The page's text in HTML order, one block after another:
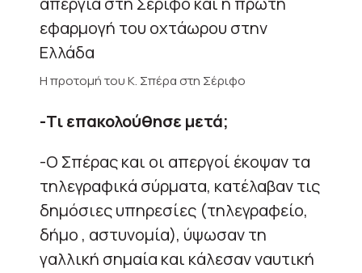
Η προτομή του Κ. Σπέρα στη Σέριφο
-Τι επακολούθησε μετά;
-Ο Σπέρας και οι απεργοί έκοψαν τα
τηλεγραφικά σύρματα, κατέλαβαν τις
δημόσιες υπηρεσίες (τηλεγραφείο,
δήμο , αστυνομία), ύψωσαν τη
γαλλική σημαία και κάλεσαν ναυτική